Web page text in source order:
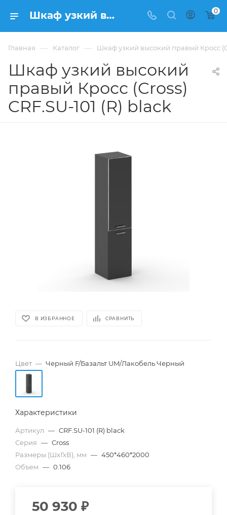
Шкаф узкий высокий правый Кросс (Cross) CRF.SU-101 (R) black купить в Москве, цена 50 930 ₽. - интернет-магазин ФРАНКОМ 0
Главная — Каталог — Шкаф узкий высокий правый Кросс
Шкаф узкий высокий
правый Кросс (Cross)
CRF.SU-101 (R) black
В ИЗБРАННОЕ СРАВНИТЬ
Цвет — Черный F/Базальт UM/Лакобель Черный
Характеристики
Артикул — CRF.SU-101 (R) black
Серия — Cross
Размеры (ШхГхВ), мм — 450*460*2000
Объем — 0.106
50 930 ₽